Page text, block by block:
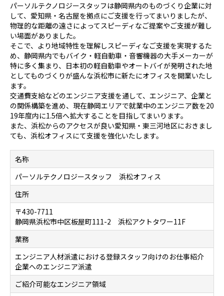
パーソルテクノロジースタッフは静岡県内のものづくり企業に対
して、愛知県・名古屋を拠点にご支援を行ってまいりましたが、
物理的な距離の遠さによってスピーディなご提案やご支援が難し
い場面がありました。
そこで、より地域特性を理解しスピーディなご支援を実現するた
め、静岡県内でもバイク・軽自動車・音響機器の大手メーカーが
特に多く集まり、日本初の軽自動車やオートバイが発明された地
としてものづくりが盛んな浜松市に新たにオフィスを開業いたし
ます。
交通費支給などのエンジニア支援を通して、エンジニア、企業と
の関係構築を進め、現在静岡エリアで就業中のエンジニア数を20
19年度内に1.5倍へ拡大することを目指してまいります。
また、浜松からのアクセスが良い愛知県・東三河地区におきまし
ても、浜松オフィスにて支援を強化いたします。
名称
パーソルテクノロジースタッフ 浜松オフィス
住所
〒430-7711
静岡県浜松市中区板屋町111-2 浜松アクトタワー11F
業務
エンジニア人材派遣における登録スタッフ向けのお仕事紹介
企業へのエンジニア派遣
ご紹介可能なエンジニア領域